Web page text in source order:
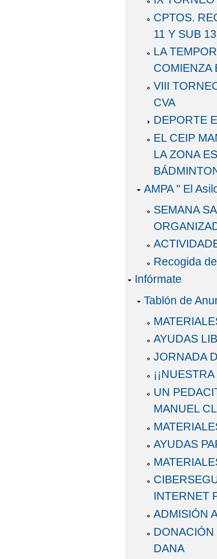
CPTOS.
11 Y SUB
LA
COMIENZA
VIII
CVA
DEPORTE
EL CEIP
LA ZONA
AMPA " El
SEMANA
Recogida
Infórmate
Tablón de
AYUDAS
JORNADA
UN
MANUEL
AYUDAS
INTERNET
ADMISIÓN
DONACIÓN
DANA